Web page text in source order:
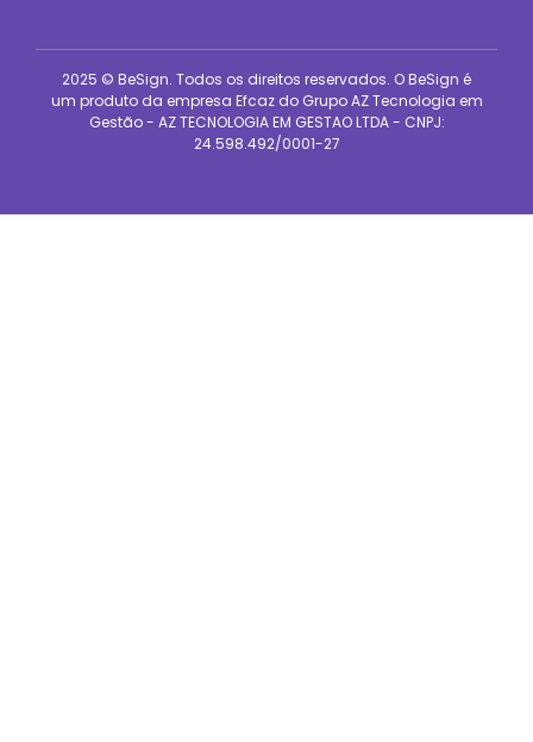
2025 © BeSign. Todos os direitos reservados. O BeSign é
um produto da empresa Efcaz do Grupo AZ Tecnologia em
Gestão - AZ TECNOLOGIA EM GESTAO LTDA - CNPJ:
24.598.492/0001-27